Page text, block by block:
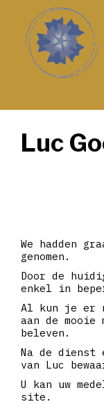
Luc
We hadden
genomen.
Door de
enkel in
Al kun je er
aan de mooie
beleven.
Na de dienst
van Luc
U kan uw
site.